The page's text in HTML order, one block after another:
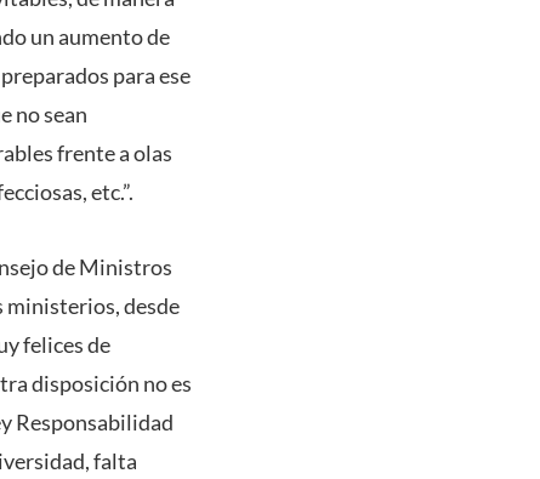
un aumento de
para ese
no sean
frente a olas
etc.”.
de Ministros
ministerios, desde
felices de
disposición no es
Responsabilidad
falta